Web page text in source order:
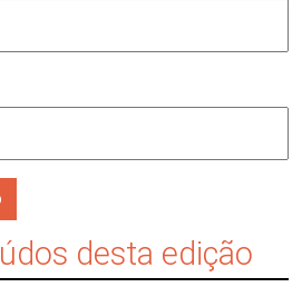
desta edição